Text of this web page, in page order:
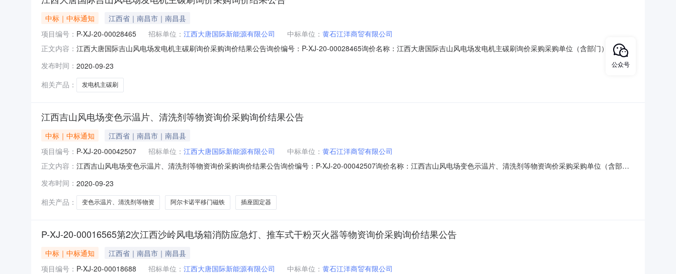
中标｜中标通知
江西省｜南昌市｜南昌县
项目编号： P-XJ-20-00028465 招标单位： 江西大唐国际新能源有限公司 中标单位： 黄石江洋商贸有限公司
正文内容： 江西大唐国际吉山风电场发电机主碳刷询价采购询价结果公告询价编号：P-XJ-20-00028465询价名称：江西大唐国际吉山风电场发电机主碳刷询价采购采购单位（含部门）：江西
大唐国际新能源有限公司(物资供应部)采购方式：网上询价成交供应商：黄石江洋商贸有限公司询价类型：公开询价报价截止日期：2020-4-711:03:00公告日期：2020-09-23采购人
联系方式：18870007606具体规格、技术指标及售后服务要求等详见下表。序号产品编码产品描述采购数量计量单位交付时间交货地点行项目备注1 发电机主碳刷
发布时间： 2020-09-23
相关产品：
发电机主碳刷
江西吉山风电场变色示温片、清洗剂等物资询价采购询价结果公告
中标｜中标通知
江西省｜南昌市｜南昌县
项目编号： P-XJ-20-00042507 招标单位： 江西大唐国际新能源有限公司 中标单位： 黄石江洋商贸有限公司
正文内容： 江西吉山风电场变色示温片、清洗剂等物资询价采购询价结果公告询价编号：P-XJ-20-00042507询价名称：江西吉山风电场变色示温片、清洗剂等物资询价采购采购单位（含部
09-23采购人联系方式：18870007606具体规格、技术指标及售后服务要求等详见下表。序号产品编码产品描述采购数量计量单位交付时间交货地点行项目备注1 阿尔
发布时间： 2020-09-23
相关产品：
变色示温片、清洗剂等物资 阿尔卡诺平移门磁铁 插座固定器
P-XJ-20-00016565第2次江西沙岭风电场箱消防应急灯、推车式干粉灭火器等物资询价采购询价结果公告
中标｜中标通知
江西省｜南昌市｜南昌县
项目编号： P-XJ-20-00018688 招标单位： 江西大唐国际新能源有限公司 中标单位： 黄石江洋商贸有限公司
公众号